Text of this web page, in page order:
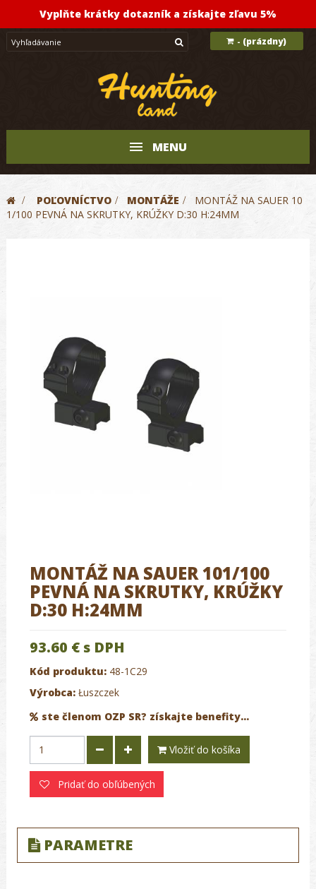
Vyplňte krátky dotazník a získajte zľavu 5%
- (prázdny)
MENU
> POĽOVNÍCTVO > MONTÁŽE >
MONTÁŽ NA SAUER 10
1/100 PEVNÁ NA SKRUTKY, KRÚŽKY D:30 H:24MM
MONTÁŽ NA SAUER 101/100
PEVNÁ NA SKRUTKY, KRÚŽKY
D:30 H:24MM
93.60 € s DPH
Kód produktu: 48-1C29
Výrobca: Łuszczek
ste členom OZP SR? získajte benefity...
Vložiť do košíka
Pridať do obľúbených
PARAMETRE